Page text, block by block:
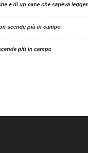
e di un cane che sapeva
scende più in campo
più in campo